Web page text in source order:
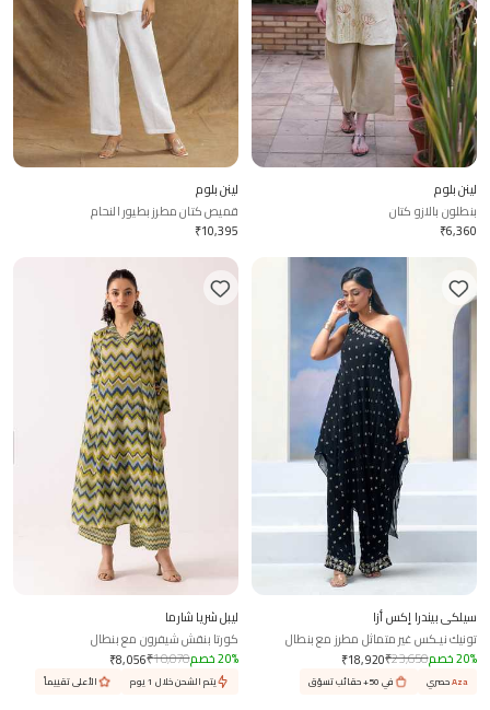
لينن بلوم
بنطلون بالازو كتان
₹6,360
لينن بلوم
قميص كتان مطرز بطيور النحام
₹10,395
سيلكي بيندرا إكس أزا
تونيك نيـكس غير متماثل مطرز مع بنطال
₹18,920₹23,650 20% خصم
Azaحصري في 50+ حقائب تسوّق
ليبل شريا شارما
كورتا بنقش شيفرون مع بنطال
₹8,056₹10,070 20% خصم
يتم الشحن خلال 1 يوم الأعلى تقييماً